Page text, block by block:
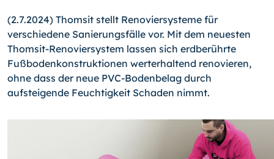
(2.7.2024) Thomsit stellt Renoviersysteme für
verschiedene Sanierungsfälle vor. Mit dem neuesten
Thomsit-Renoviersystem lassen sich erdberührte
Fußbodenkonstruktionen werterhaltend renovieren,
ohne dass der neue PVC-Bodenbelag durch
aufsteigende Feuchtigkeit Schaden nimmt.